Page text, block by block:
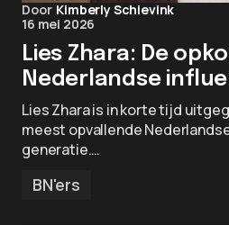
Door Kimberly Schievink
16 mei 2026
Lies Zhara: De
Nederlandse
Lies Zhara is in korte tijd
meest opvallende
generatie.…
BN'ers